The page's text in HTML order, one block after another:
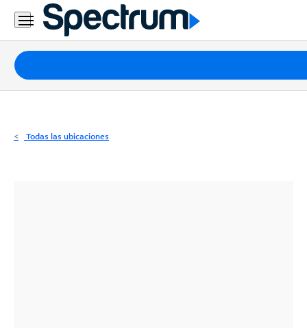
Residencial
Business
Paquetes
Internet
Todas las ubicaciones